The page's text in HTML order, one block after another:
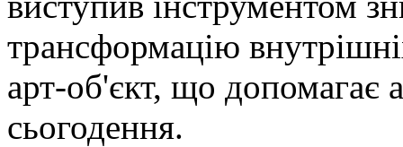
трансформацію
арт-об'єкт, що допомагає
сьогодення.